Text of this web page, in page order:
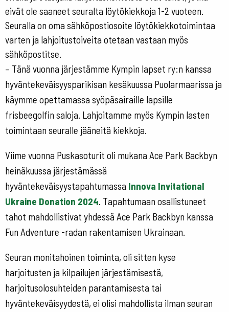
eivät ole saaneet seuralta löytökiekkoja 1-2 vuoteen.
Seuralla on oma sähköpostiosoite löytökiekkotoimintaa
varten ja lahjoitustoiveita otetaan vastaan myös
sähköpostitse.
– Tänä vuonna järjestämme Kympin lapset ry:n kanssa
hyväntekeväisyysparikisan kesäkuussa Puolarmaarissa ja
käymme opettamassa syöpäsairaille lapsille
frisbeegolfin saloja. Lahjoitamme myös Kympin lasten
toimintaan seuralle jääneitä kiekkoja.
Viime vuonna Puskasoturit oli mukana Ace Park Backbyn
heinäkuussa järjestämässä
hyväntekeväisyystapahtumassa Innova Invitational
Ukraine Donation 2024. Tapahtumaan osallistuneet
tahot mahdollistivat yhdessä Ace Park Backbyn kanssa
Fun Adventure -radan rakentamisen Ukrainaan.
Seuran monitahoinen toiminta, oli sitten kyse
harjoitusten ja kilpailujen järjestämisestä,
harjoitusolosuhteiden parantamisesta tai
hyväntekeväisyydestä, ei olisi mahdollista ilman seuran